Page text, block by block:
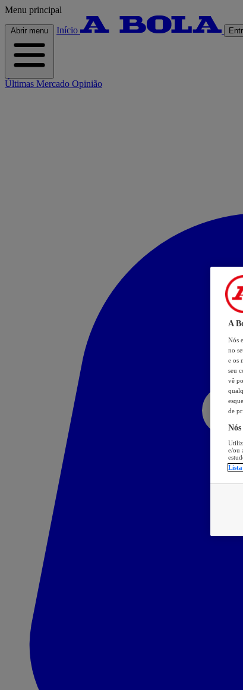
Menu principal
Abrir menu Início
Últimas Mercado Opinião
A
Nós
no
e os
seu
vê
de
e/ou
Lista